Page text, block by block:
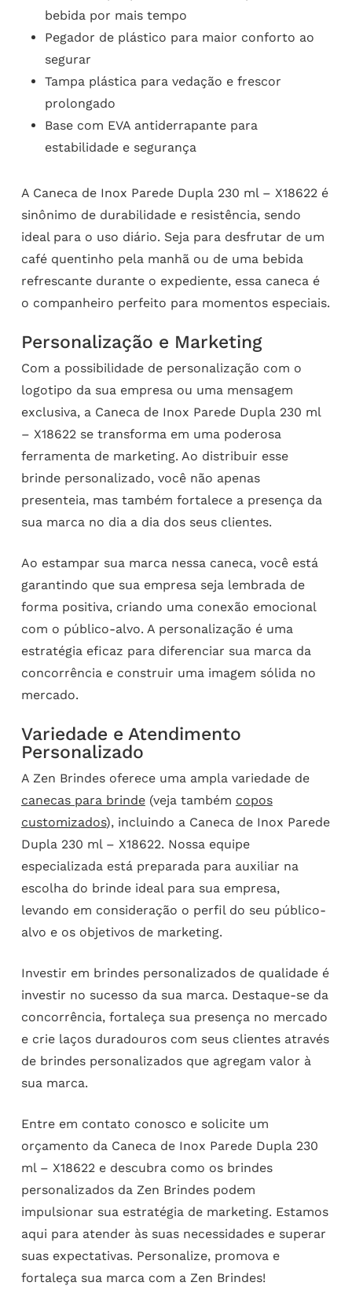
bebida por mais tempo
Pegador de plástico para maior conforto ao
segurar
Tampa plástica para vedação e frescor
prolongado
Base com EVA antiderrapante para
estabilidade e segurança
A Caneca de Inox Parede Dupla 230 ml – X18622 é
sinônimo de durabilidade e resistência, sendo
ideal para o uso diário. Seja para desfrutar de um
café quentinho pela manhã ou de uma bebida
refrescante durante o expediente, essa caneca é
o companheiro perfeito para momentos especiais.
Personalização e Marketing
Com a possibilidade de personalização com o
logotipo da sua empresa ou uma mensagem
exclusiva, a Caneca de Inox Parede Dupla 230 ml
– X18622 se transforma em uma poderosa
ferramenta de marketing. Ao distribuir esse
brinde personalizado, você não apenas
presenteia, mas também fortalece a presença da
sua marca no dia a dia dos seus clientes.
Ao estampar sua marca nessa caneca, você está
garantindo que sua empresa seja lembrada de
forma positiva, criando uma conexão emocional
com o público-alvo. A personalização é uma
estratégia eficaz para diferenciar sua marca da
concorrência e construir uma imagem sólida no
mercado.
Variedade e Atendimento
Personalizado
A Zen Brindes oferece uma ampla variedade de
canecas para brinde(veja também copos
customizados), incluindo a Caneca de Inox Parede
Dupla 230 ml – X18622. Nossa equipe
especializada está preparada para auxiliar na
escolha do brinde ideal para sua empresa,
levando em consideração o perfil do seu público-
alvo e os objetivos de marketing.
Investir em brindes personalizados de qualidade é
investir no sucesso da sua marca. Destaque-se da
concorrência, fortaleça sua presença no mercado
e crie laços duradouros com seus clientes através
de brindes personalizados que agregam valor à
sua marca.
Entre em contato conosco e solicite um
orçamento da Caneca de Inox Parede Dupla 230
ml – X18622 e descubra como os brindes
personalizados da Zen Brindes podem
impulsionar sua estratégia de marketing. Estamos
aqui para atender às suas necessidades e superar
suas expectativas. Personalize, promova e
fortaleça sua marca com a Zen Brindes!